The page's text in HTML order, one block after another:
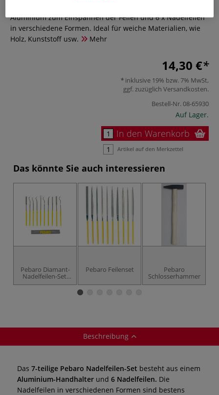
Aluminium zum Einspannen der Feilen und 6 x Nadelfeilen
in verschiedene Formen. Ideal für weiche Materialien, wie
Holz, Kunststoff usw.
Mehr
14,30 €
inklusive 19% bzw. 7% MwSt,
ggf. zuzüglich Versandkosten.
Bestell-Nr.08-65930
Auf Lager.
In den Warenkorb
Artikel auf den Merkzettel
Das könnte Sie auch interessieren
Pebaro Diamant-
Nadelfeilen-Set,
gebogen
Pebaro Feilenset Pebaro
Schlosserhammer
Beschreibung
Das 7-teilige Pebaro Nadelfeilen-Set besteht aus einem
Aluminium-Handhalter und 6 Nadelfeilen. Die
Nadelfeilen in verschiedenen Formen sind bestens